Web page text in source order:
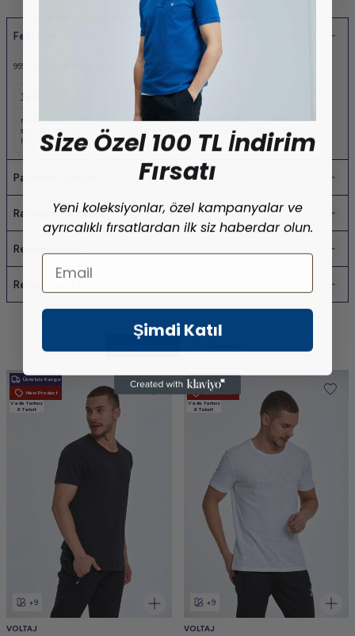
Features
95% Cotton
Tags
merter toptan tişört,yazlık erkek tişört,pamuklu erkek tişört,toptan erkek tişört,
süprem kumaş tişört
merter toptan erkek giyim osmanbey toptan erkek giyim,
laleli toptan erkek giyim
Payment Options
Ratings & Reviews
Recommend It
Return Conditions
Ücretsiz Kargo
New Product
Vade farksız
6 Taksit
+9
VOLTAJ
Ücretsiz Kargo
New Product
Vade farksız
6 Taksit
+9
VOLTAJ
Size Özel 100 TL İndirim
Fırsatı
Yeni koleksiyonlar, özel kampanyalar ve
ayrıcalıklı fırsatlardan ilk siz haberdar olun.
Email
Şimdi Katıl